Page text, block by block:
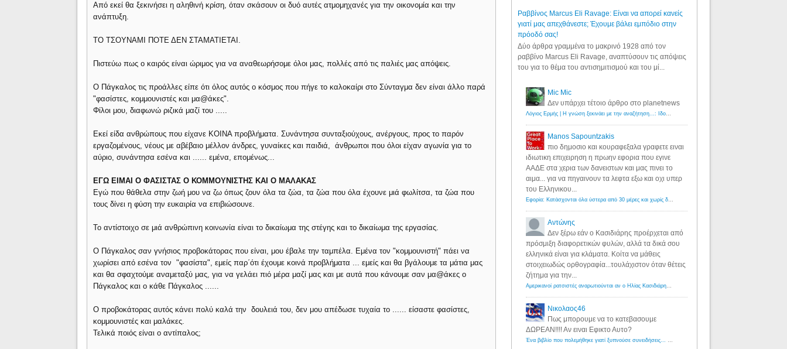
Από εκεί θα ξεκινήσει η αληθινή κρίση, όταν σκάσουν οι δυό αυτές ατμομηχανές για την οικονομία και την
ανάπτυξη.
ΤΟ ΤΣΟΥΝΑΜΙ ΠΟΤΕ ΔΕΝ ΣΤΑΜΑΤΙΕΤΑΙ.
Πιστεύω πως ο καιρός είναι ώριμος για να αναθεωρήσομε όλοι μας, πολλές από τις παλιές μας απόψεις.
Ο Πάγκαλος τις προάλλες είπε ότι όλος αυτός ο κόσμος που πήγε το καλοκαίρι στο Σύνταγμα δεν είναι άλλο παρά
"φασίστες, κομμουνιστές και μα@άκες".
Φίλοι μου, διαφωνώ ριζικά μαζί του .....
Εκεί είδα ανθρώπους που είχανε ΚΟΙΝΑ προβλήματα. Συνάντησα συνταξιούχους, ανέργους, προς το παρόν
εργαζομένους, νέους με αβέβαιο μέλλον άνδρες, γυναίκες και παιδιά, άνθρωποι που όλοι είχαν αγωνία για το
αύριο, συνάντησα εσένα και ...... εμένα, επομένως...
ΕΓΩ ΕΙΜΑΙ Ο ΦΑΣΙΣΤΑΣ Ο ΚΟΜΜΟΥΝΙΣΤΗΣ ΚΑΙ Ο ΜΑΛΑΚΑΣ
Εγώ που θάθελα στην ζωή μου να ζω όπως ζουν όλα τα ζώα, τα ζώα που όλα έχουνε μιά φωλίτσα, τα ζώα που
τους δίνει η φύση την ευκαιρία να επιβιώσουνε.
Το αντίστοιχο σε μιά ανθρώπινη κοινωνία είναι το δικαίωμα της στέγης και το δικαίωμα της εργασίας.
Ο Πάγκαλος σαν γνήσιος προβοκάτορας που είναι, μου έβαλε την ταμπέλα. Εμένα τον "κομμουνιστή" πάει να
χωρίσει από εσένα τον "φασίστα", εμείς παρ΄ότι έχουμε κοινά προβλήματα ... εμείς και θα βγάλουμε τα μάτια μας
και θα σφαχτούμε αναμεταξύ μας, για να γελάει πιό μέρα μαζί μας και με αυτά που κάνουμε σαν μα@άκες ο
Πάγκαλος και ο κάθε Πάγκαλος ......
Ο προβοκάτορας αυτός κάνει πολύ καλά την δουλειά του, δεν μου απέδωσε τυχαία το ...... είσαστε φασίστες,
κομμουνιστές και μαλάκες.
Τελικά ποιός είναι ο αντίπαλος;
Ραββίνος Marcus Eli Ravage: Είναι να απορεί κανείς
γιατί μας απεχθάνεστε; Έχουμε βάλει εμπόδιο στην
πρόοδό σας!
Δύο άρθρα γραμμένα το μακρινό 1928 από τον
ραββίνο Marcus Eli Ravage, αναπτύσουν τις απόψεις
του για το θέμα του αντισημιτισμού και του μί...
Mic Mic
Δεν υπάρχει τέτοιο άρθρο στο planetnews
Λόγιος Ερμής | Η γνώση ξεκινάει με την αναζήτηση...: Ιδού οι 18 που χρωστούν 11 δις ευρώ!
Manos Sapountzakis
πιο δημοσιο και κουραφεξαλα γραφετε ειναι
ιδιωτικη επιχειρηση η πρωην εφορια που εγινε
ΑΑΔΕ στα χερια των δανειστων και μας πινει το
αιμα... για να πηγαινουν τα λεφτα εξω και οχι υπερ
του Ελληνικου...
Εφορία: Κατάσχονται όλα ύστερα από 30 μέρες και χωρίς δικαστικές αποφάσεις - Λόγιος Ερμής
Αντώνης
Δεν ξέρω εάν ο Κασιδιάρης προέρχεται από
πρόσμιξη διαφορετικών φυλών, αλλά τα δικά σου
ελληνικά είναι για κλάματα. Κοίτα να μάθεις
στοιχειωδώς ορθογραφία...τουλάχιστον όταν θέτεις
ζήτημα για την...
Αμερικανοί ρατσιστές αναρωτιούνται αν ο Ηλίας Κασιδιάρης ανήκει στη λευκή φυλή... - Λόγιος Ερμής
Νικολαος46
Πως μπορουμε να το κατεβασουμε
ΔΩΡΕΑΝ!!!! Αν ειναι Εφικτο Αυτο?
Ένα βιβλίο που πολεμήθηκε γιατί ξυπνούσε συνειδήσεις... - Λόγιος Ερμής | Η γνώση ξεκινάει με την αναζήτηση...